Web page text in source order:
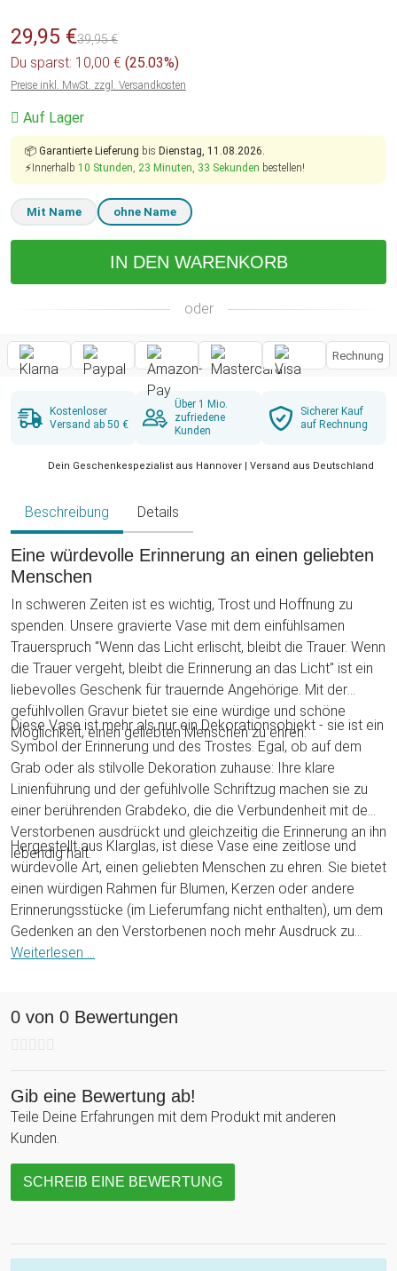
29,95 €39,95 €
Du sparst: 10,00 € (25.03%)
Preise inkl. MwSt. zzgl. Versandkosten
Auf Lager
📦 Garantierte Lieferung bis Dienstag, 11.08.2026.
⚡Innerhalb 10 Stunden, 23 Minuten, 32 Sekunden bestellen!
Mit Name ohne Name
IN DEN WARENKORB
oder
Rechnung
Kostenloser
Versand ab 50 €
Über 1 Mio.
zufriedene
Kunden
Sicherer Kauf
auf Rechnung
Dein Geschenkespezialist aus Hannover | Versand aus Deutschland
Beschreibung Details
Eine würdevolle Erinnerung an einen geliebten
Menschen
In schweren Zeiten ist es wichtig, Trost und Hoffnung zu
spenden. Unsere gravierte Vase mit dem einfühlsamen
Trauerspruch "Wenn das Licht erlischt, bleibt die Trauer. Wenn
die Trauer vergeht, bleibt die Erinnerung an das Licht" ist ein
liebevolles Geschenk für trauernde Angehörige. Mit der
gefühlvollen Gravur bietet sie eine würdige und schöne
Möglichkeit, einen geliebten Menschen zu ehren.
Diese Vase ist mehr als nur ein Dekorationsobjekt - sie ist ein
Symbol der Erinnerung und des Trostes. Egal, ob auf dem
Grab oder als stilvolle Dekoration zuhause: Ihre klare
Linienführung und der gefühlvolle Schriftzug machen sie zu
einer berührenden Grabdeko, die die Verbundenheit mit dem
Verstorbenen ausdrückt und gleichzeitig die Erinnerung an ihn
lebendig hält.
Hergestellt aus Klarglas, ist diese Vase eine zeitlose und
würdevolle Art, einen geliebten Menschen zu ehren. Sie bietet
einen würdigen Rahmen für Blumen, Kerzen oder andere
Erinnerungsstücke (im Lieferumfang nicht enthalten), um dem
Gedenken an den Verstorbenen noch mehr Ausdruck zu
verleihen.
Weiterlesen ...
0 von 0 Bewertungen
Gib eine Bewertung ab!
Teile Deine Erfahrungen mit dem Produkt mit anderen
Kunden.
SCHREIB EINE BEWERTUNG